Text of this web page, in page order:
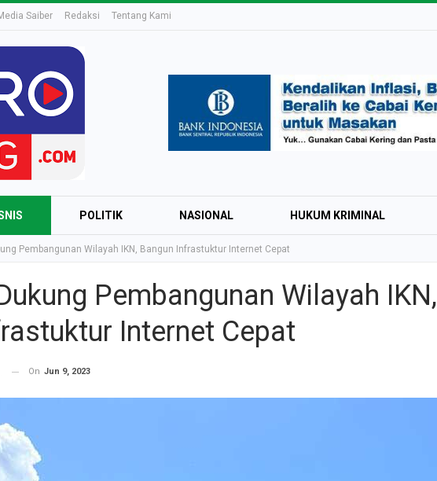
Saiber Redaksi Tentang Kami
POLITIK NASIONAL HUKUM KRIMINAL
Pembangunan Wilayah IKN, Bangun Infrastuktur Internet Cepat
Pembangunan Wilayah IKN,
Internet Cepat
On Jun 9, 2023